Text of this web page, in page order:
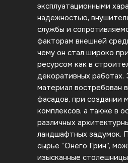
эксплуатационными
надежностью,
службы и
факторам внешней
чему он стал широко
ресурсом как в
декоративных
материал востребован
фасадов, при создании
комплексов, а также в
различных
ландшафтных задумок.
сырье “Онего Грин”,
изысканные